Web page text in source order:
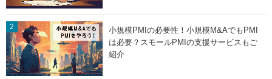
小規模PMIの必要性！小規模M&AでもPMI
は必要？スモールPMIの支援サービスもご
紹介